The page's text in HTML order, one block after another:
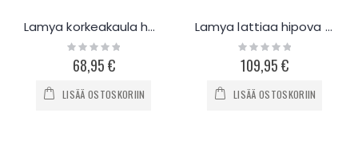
Lamya korkeakaula hääpuku L026
Rating:
0%
68,95 €
LISÄÄ OSTOSKORIIN
Lamya lattiaa hipova hääpuku L086
Rating:
0%
109,95 €
LISÄÄ OSTOSKORIIN